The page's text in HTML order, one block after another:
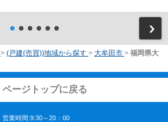
> (戸建(売買))地域から探す > 大牟田市 > 福岡県大
ページトップに戻る
営業時間:9:30～20：00